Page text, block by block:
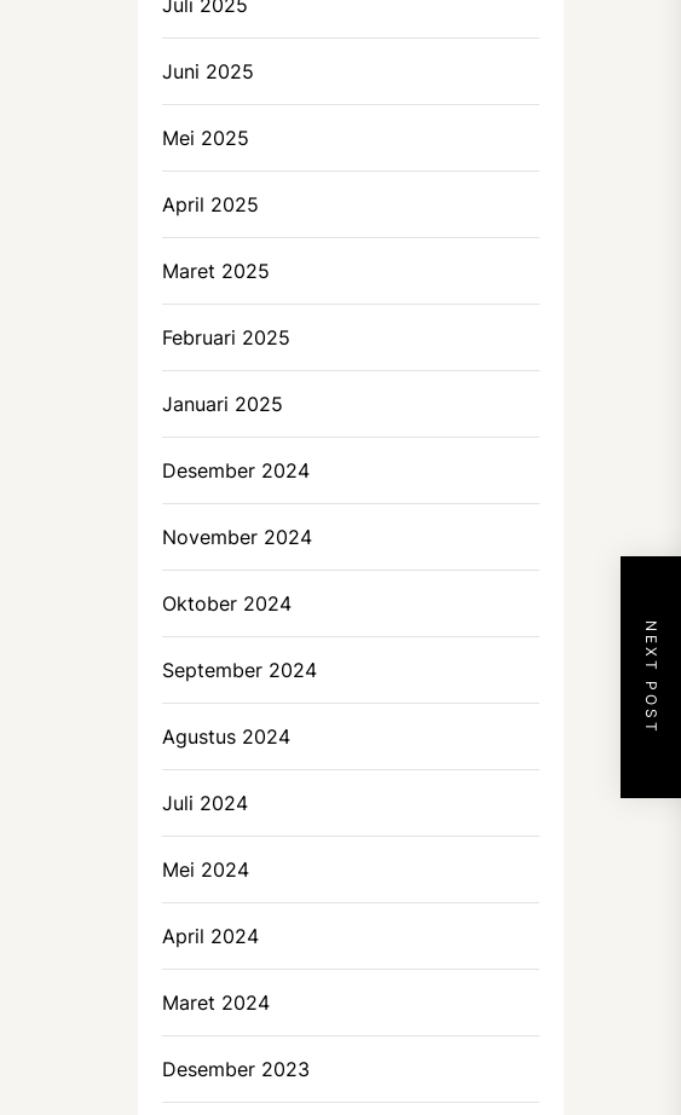
NEXT POST
Juli 2025
Juni 2025
Mei 2025
April 2025
Maret 2025
Februari 2025
Januari 2025
Desember 2024
November 2024
Oktober 2024
September 2024
Agustus 2024
Juli 2024
Mei 2024
April 2024
Maret 2024
Desember 2023